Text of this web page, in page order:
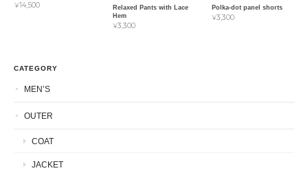
¥14,500
Relaxed Pants with Lace
Hem
¥3,300
Polka-dot panel shorts
¥3,300
CATEGORY
MEN’S
OUTER
COAT
JACKET